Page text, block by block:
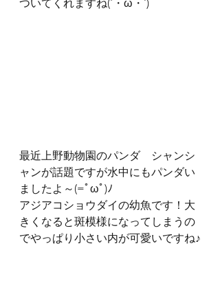
ついてくれますね(´・ω・`)
最近上野動物園のパンダ　シャンシ
ャンが話題ですが水中にもパンダい
ましたよ～(=ﾟωﾟ)ﾉ
アジアコショウダイの幼魚です！大
きくなると斑模様になってしまうの
でやっぱり小さい内が可愛いですね♪